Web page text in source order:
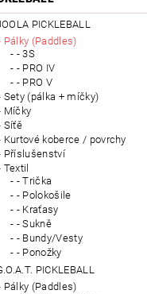
PICKLEBALL
Pálky (Paddles)
- 3S
- PRO IV
- PRO V
Sety (pálka + míčky)
Míčky
Síťě
Kurtové koberce / povrchy
Příslušenství
Textil
- Trička
- Polokošile
- Kraťasy
- Sukně
- Bundy/Vesty
- Ponožky
PICKLEBALL
Pálky (Paddles)